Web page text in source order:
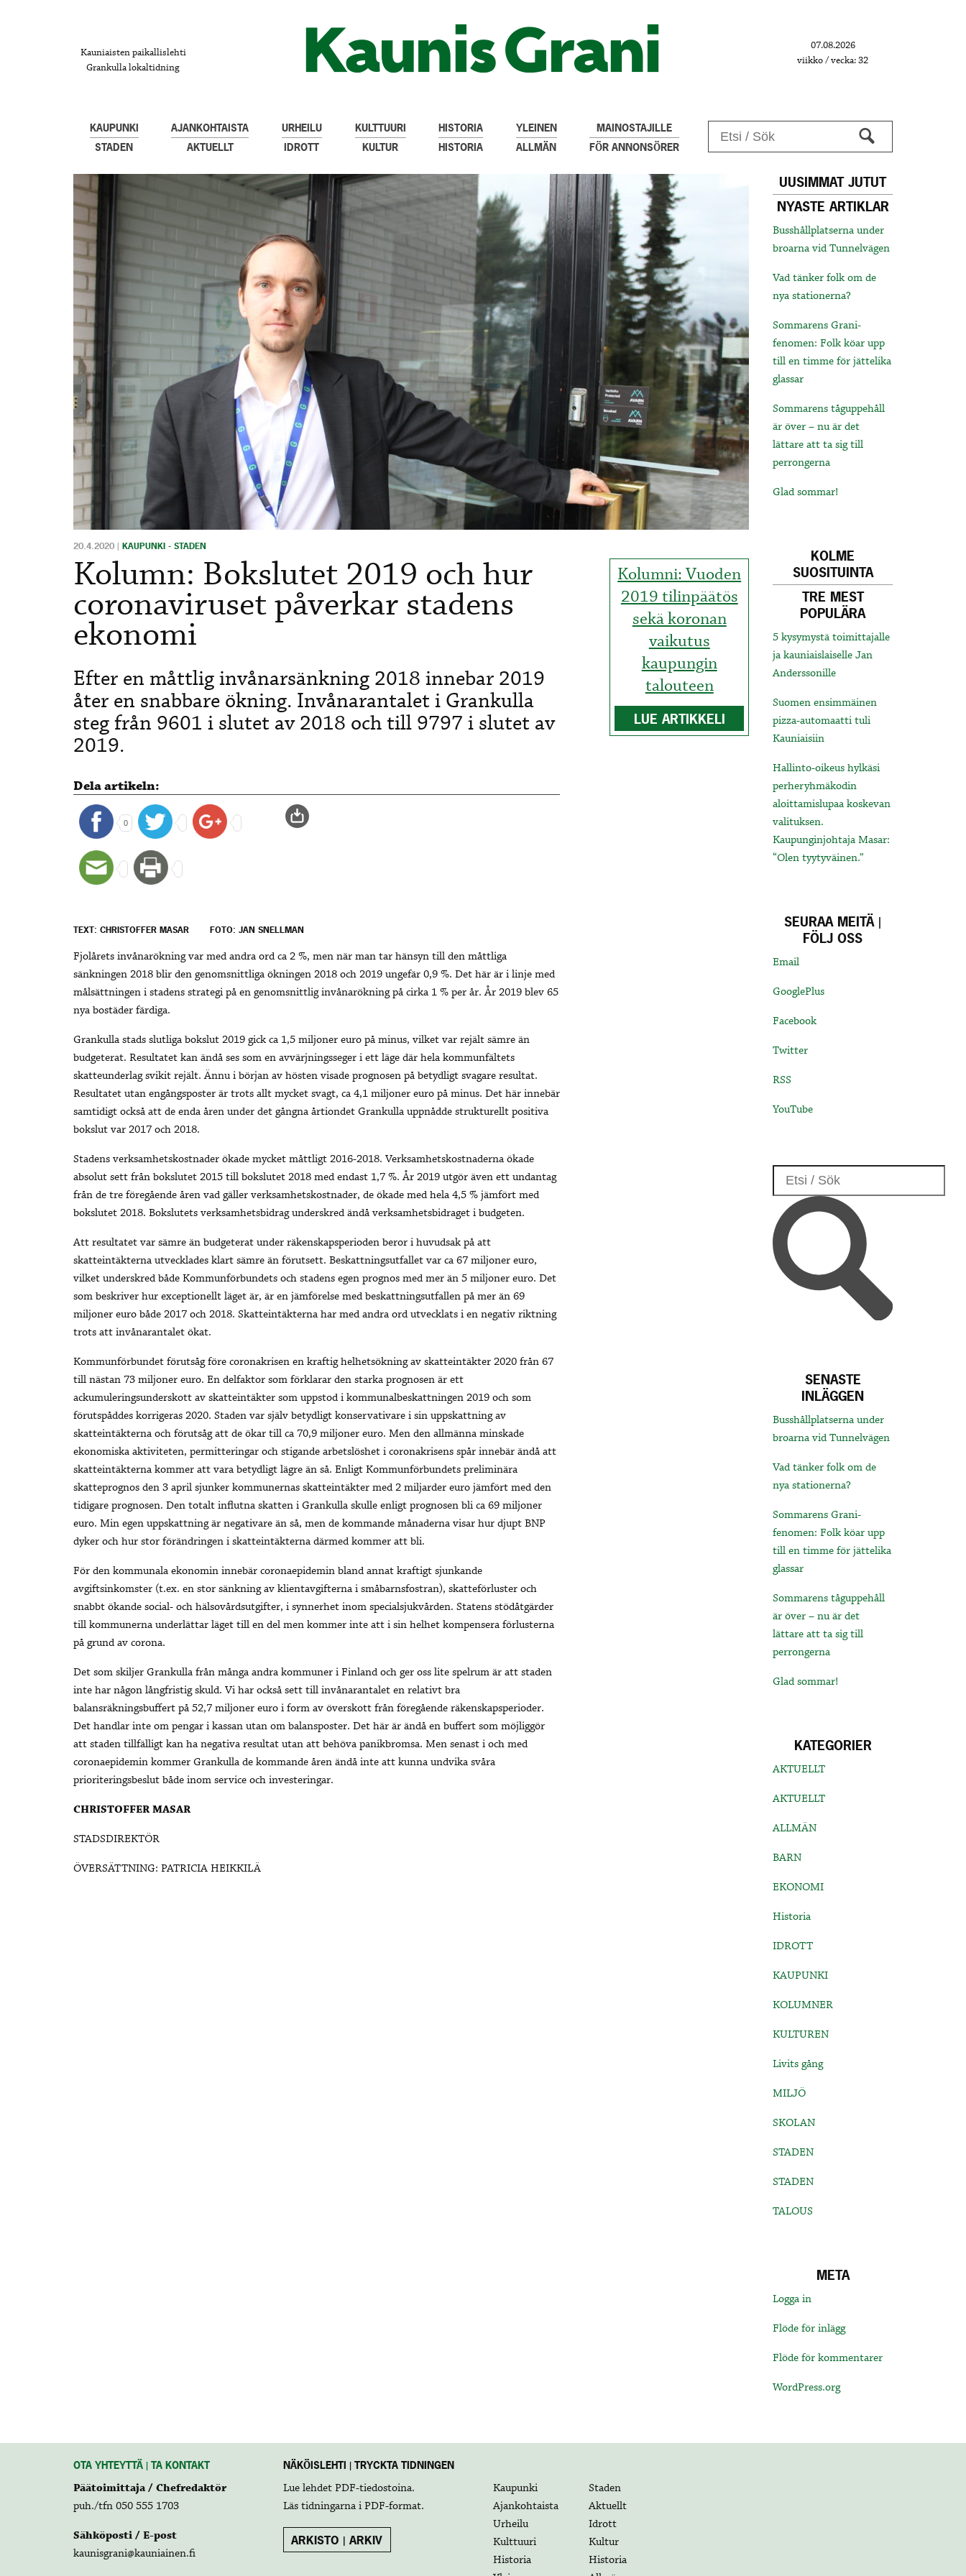
Kauniaisten paikallislehti
Grankulla lokaltidning
07.08.2026
viikko / vecka: 32
KAUPUNKI
STADEN
AJANKOHTAISTA
AKTUELLT
URHEILU
IDROTT
KULTTUURI
KULTUR
HISTORIA
HISTORIA
YLEINEN
ALLMÄN
MAINOSTAJILLE
FÖR ANNONSÖRER
Kolumni: Vuoden
2019 tilinpäätös
sekä koronan
vaikutus
kaupungin
talouteen
LUE ARTIKKELI
20.4.2020 | KAUPUNKI - STADEN
Kolumn: Bokslutet 2019 och hur
coronaviruset påverkar stadens
ekonomi
Efter en måttlig invånarsänkning 2018 innebar 2019
åter en snabbare ökning. Invånarantalet i Grankulla
steg från 9601 i slutet av 2018 och till 9797 i slutet av
2019.
Dela artikeln:
0
TEXT: CHRISTOFFER MASAR FOTO: JAN SNELLMAN
Fjolårets invånarökning var med andra ord ca 2 %, men när man tar hänsyn till den måttliga
sänkningen 2018 blir den genomsnittliga ökningen 2018 och 2019 ungefär 0,9 %. Det här är i linje med
målsättningen i stadens strategi på en genomsnittlig invånarökning på cirka 1 % per år. År 2019 blev 65
nya bostäder färdiga.
Grankulla stads slutliga bokslut 2019 gick ca 1,5 miljoner euro på minus, vilket var rejält sämre än
budgeterat. Resultatet kan ändå ses som en avvärjningsseger i ett läge där hela kommunfältets
skatteunderlag svikit rejält. Ännu i början av hösten visade prognosen på betydligt svagare resultat.
Resultatet utan engångsposter är trots allt mycket svagt, ca 4,1 miljoner euro på minus. Det här innebär
samtidigt också att de enda åren under det gångna årtiondet Grankulla uppnådde strukturellt positiva
bokslut var 2017 och 2018.
Stadens verksamhetskostnader ökade mycket måttligt 2016-2018. Verksamhetskostnaderna ökade
absolut sett från bokslutet 2015 till bokslutet 2018 med endast 1,7 %. År 2019 utgör även ett undantag
från de tre föregående åren vad gäller verksamhetskostnader, de ökade med hela 4,5 % jämfört med
bokslutet 2018. Bokslutets verksamhetsbidrag underskred ändå verksamhetsbidraget i budgeten.
Att resultatet var sämre än budgeterat under räkenskapsperioden beror i huvudsak på att
skatteintäkterna utvecklades klart sämre än förutsett. Beskattningsutfallet var ca 67 miljoner euro,
vilket underskred både Kommunförbundets och stadens egen prognos med mer än 5 miljoner euro. Det
som beskriver hur exceptionellt läget är, är en jämförelse med beskattningsutfallen på mer än 69
miljoner euro både 2017 och 2018. Skatteintäkterna har med andra ord utvecklats i en negativ riktning
trots att invånarantalet ökat.
Kommunförbundet förutsåg före coronakrisen en kraftig helhetsökning av skatteintäkter 2020 från 67
till nästan 73 miljoner euro. En delfaktor som förklarar den starka prognosen är ett
ackumuleringsunderskott av skatteintäkter som uppstod i kommunalbeskattningen 2019 och som
förutspåddes korrigeras 2020. Staden var själv betydligt konservativare i sin uppskattning av
skatteintäkterna och förutsåg att de ökar till ca 70,9 miljoner euro. Men den allmänna minskade
ekonomiska aktiviteten, permitteringar och stigande arbetslöshet i coronakrisens spår innebär ändå att
skatteintäkterna kommer att vara betydligt lägre än så. Enligt Kommunförbundets preliminära
skatteprognos den 3 april sjunker kommunernas skatteintäkter med 2 miljarder euro jämfört med den
tidigare prognosen. Den totalt influtna skatten i Grankulla skulle enligt prognosen bli ca 69 miljoner
euro. Min egen uppskattning är negativare än så, men de kommande månaderna visar hur djupt BNP
dyker och hur stor förändringen i skatteintäkterna därmed kommer att bli.
För den kommunala ekonomin innebär coronaepidemin bland annat kraftigt sjunkande
avgiftsinkomster (t.ex. en stor sänkning av klientavgifterna i småbarnsfostran), skatteförluster och
snabbt ökande social- och hälsovårdsutgifter, i synnerhet inom specialsjukvården. Statens stödåtgärder
till kommunerna underlättar läget till en del men kommer inte att i sin helhet kompensera förlusterna
på grund av corona.
Det som skiljer Grankulla från många andra kommuner i Finland och ger oss lite spelrum är att staden
inte har någon långfristig skuld. Vi har också sett till invånarantalet en relativt bra
balansräkningsbuffert på 52,7 miljoner euro i form av överskott från föregående räkenskapsperioder.
Det handlar inte om pengar i kassan utan om balansposter. Det här är ändå en buffert som möjliggör
att staden tillfälligt kan ha negativa resultat utan att behöva panikbromsa. Men senast i och med
coronaepidemin kommer Grankulla de kommande åren ändå inte att kunna undvika svåra
prioriteringsbeslut både inom service och investeringar.
CHRISTOFFER MASAR
STADSDIREKTÖR
ÖVERSÄTTNING: PATRICIA HEIKKILÄ
UUSIMMAT JUTUT
NYASTE ARTIKLAR
Busshållplatserna under
broarna vid Tunnelvägen
Vad tänker folk om de
nya stationerna?
Sommarens Grani-
fenomen: Folk köar upp
till en timme för jättelika
glassar
Sommarens tåguppehåll
är över – nu är det
lättare att ta sig till
perrongerna
Glad sommar!
KOLME
SUOSITUINTA
TRE MEST
POPULÄRA
5 kysymystä toimittajalle
ja kauniaislaiselle Jan
Anderssonille
Suomen ensimmäinen
pizza-automaatti tuli
Kauniaisiin
Hallinto-oikeus hylkäsi
perheryhmäkodin
aloittamislupaa koskevan
valituksen.
Kaupunginjohtaja Masar:
“Olen tyytyväinen.”
SEURAA MEITÄ |
FÖLJ OSS
Email
GooglePlus
Facebook
Twitter
RSS
YouTube
SENASTE
INLÄGGEN
Busshållplatserna under
broarna vid Tunnelvägen
Vad tänker folk om de
nya stationerna?
Sommarens Grani-
fenomen: Folk köar upp
till en timme för jättelika
glassar
Sommarens tåguppehåll
är över – nu är det
lättare att ta sig till
perrongerna
Glad sommar!
KATEGORIER
AKTUELLT
AKTUELLT
ALLMÄN
BARN
EKONOMI
Historia
IDROTT
KAUPUNKI
KOLUMNER
KULTUREN
Livits gång
MILJÖ
SKOLAN
STADEN
STADEN
TALOUS
META
Logga in
Flöde för inlägg
Flöde för kommentarer
WordPress.org
OTA YHTEYTTÄ | TA KONTAKT
Päätoimittaja / Chefredaktör
puh./tfn 050 555 1703
Sähköposti / E-post
kaunisgrani@kauniainen.fi
NÄKÖISLEHTI | TRYCKTA TIDNINGEN
Lue lehdet PDF-tiedostoina.
Läs tidningarna i PDF-format.
ARKISTO | ARKIV
Kaupunki
Staden
Ajankohtaista
Aktuellt
Urheilu
Idrott
Kulttuuri
Kultur
Historia
Historia